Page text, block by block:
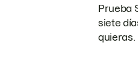
Prueba
siete
quieras.